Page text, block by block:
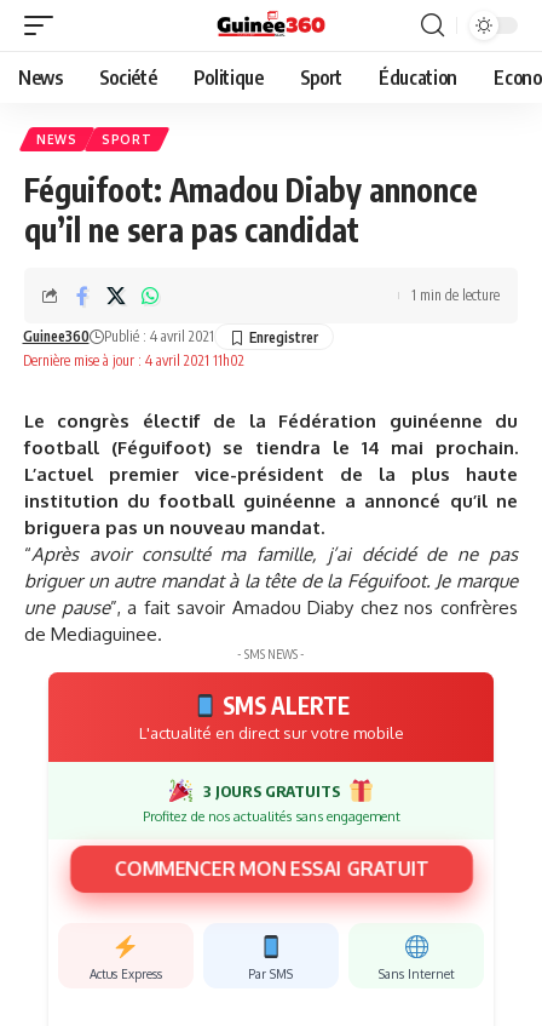
News Société Politique Sport Éducation
NEWS SPORT
Féguifoot: Amadou Diaby annonce
qu’il ne sera pas candidat
Dernière mise à jour : 4 avril 2021 11h02
Guinee360 Publié : 4 avril 2021
1 min de lecture
Le congrès électif de la Fédération guinéenne du
football (Féguifoot) se tiendra le 14 mai prochain.
L’actuel premier vice-président de la plus haute
institution du football guinéenne a annoncé qu’il ne
briguera pas un nouveau mandat.
“Après avoir consulté ma famille, j’ai décidé de ne pas
briguer un autre mandat à la tête de la Féguifoot. Je marque
une pause”, a fait savoir Amadou Diaby chez nos confrères
de Mediaguinee.
- SMS NEWS -
SMS ALERTE
L'actualité en direct sur votre mobile
3 JOURS GRATUITS
Profitez de nos actualités sans engagement
COMMENCER MON ESSAI GRATUIT
Actus Express Par SMS Sans Internet